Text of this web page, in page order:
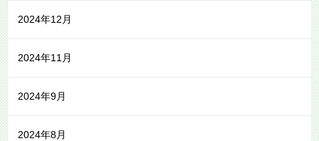
2024年12月
2024年11月
2024年9月
2024年8月